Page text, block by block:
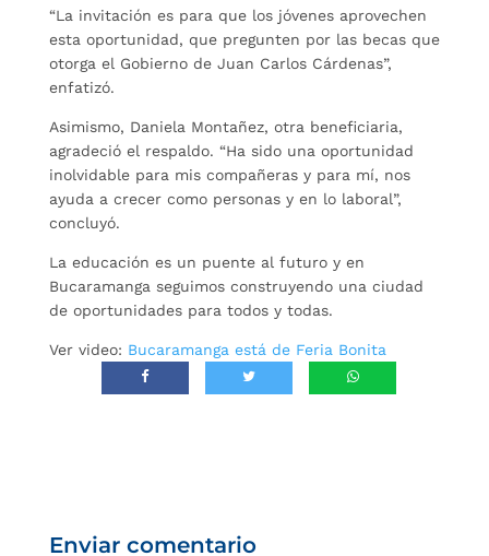
“La invitación es para que los jóvenes aprovechen
esta oportunidad, que pregunten por las becas que
otorga el Gobierno de Juan Carlos Cárdenas”,
enfatizó.
Asimismo, Daniela Montañez, otra beneficiaria,
agradeció el respaldo. “Ha sido una oportunidad
inolvidable para mis compañeras y para mí, nos
ayuda a crecer como personas y en lo laboral”,
concluyó.
La educación es un puente al futuro y en
Bucaramanga seguimos construyendo una ciudad
de oportunidades para todos y todas.
Ver video: Bucaramanga está de Feria Bonita
Enviar comentario